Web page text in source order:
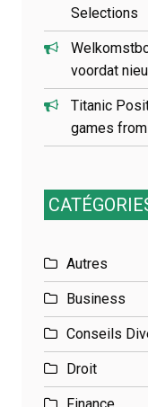
Selections
voordat
Titanic
games
Autres
Business
Conseils
Droit